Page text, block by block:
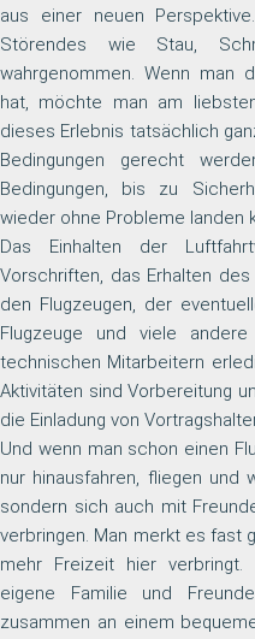
aus einer neuen
Störendes wie Stau,
wahrgenommen. Wenn man
hat, möchte man am
dieses Erlebnis tatsächlich
Bedingungen gerecht
Bedingungen, bis zu
wieder ohne Probleme landen
Das Einhalten der
Vorschriften, das Erhalten
den Flugzeugen, der
Flugzeuge und viele
technischen Mitarbeitern
Aktivitäten sind Vorbereitung
die Einladung von
Und wenn man schon einen
nur hinausfahren, fliegen und
sondern sich auch mit
verbringen. Man merkt es fast
mehr Freizeit hier
eigene Familie und
zusammen an einem